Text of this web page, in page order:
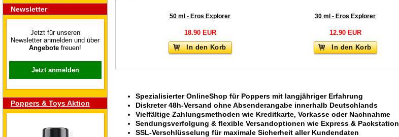
Newsletter
Jetzt für unseren
Newsletter anmelden und über
Angebote freuen!
Jetzt anmelden
Poppers & Toys Aktion
50 ml - Eros Explorer
18.90 EUR
In den Korb
30 ml - Eros Explorer
12.90 EUR
In den Korb
Spezialisierter OnlineShop für Poppers mit langjähriger Erfahrung
Diskreter 48h-Versand ohne Absenderangabe innerhalb Deutschlands
Vielfältige Zahlungsmethoden wie Kreditkarte, Vorkasse oder Nachnahme
Sendungsverfolgung & flexible Versandoptionen wie Express & Packstation
SSL-Verschlüsselung für maximale Sicherheit aller Kundendaten